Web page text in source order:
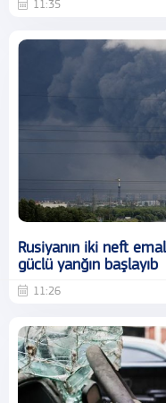
11:35
Rusiyanın iki neft
güclü yanğın başlayıb
11:26